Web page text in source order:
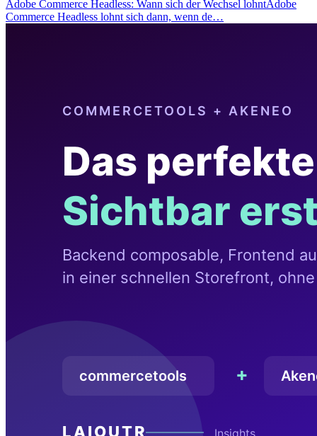
Adobe Commerce Headless: Wann sich der Wechsel lohntAdobe
Commerce Headless lohnt sich dann, wenn de…